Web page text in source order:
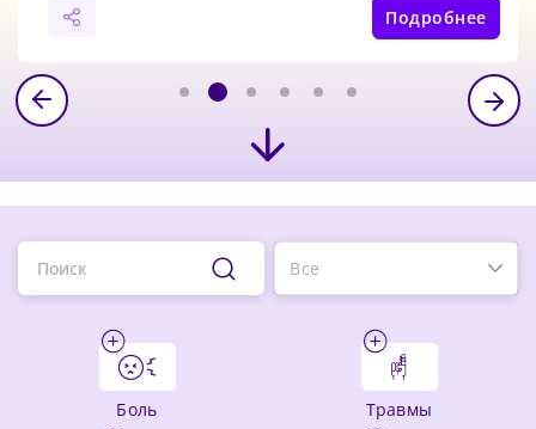
Подробнее
боль травмы